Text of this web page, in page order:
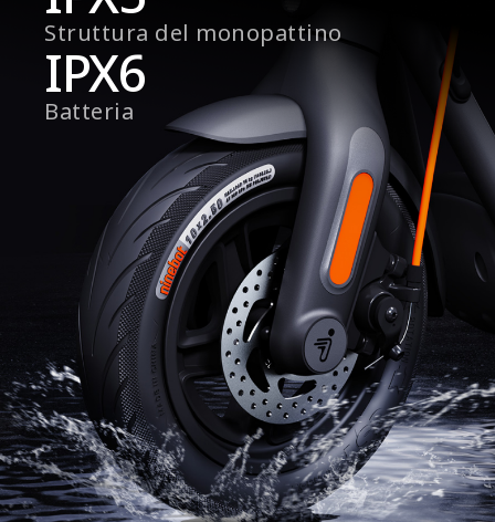
Struttura del monopattino
IPX6
Batteria